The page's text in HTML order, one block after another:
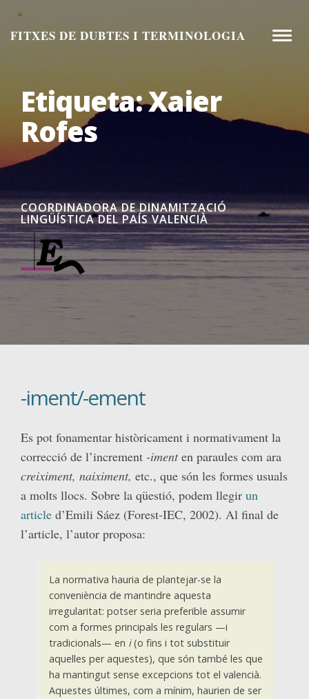
Aneu
Toggle
FITXES DE DUBTES I TERMINOLOGIA
Etiqueta:Xaier
Rofes
COORDINADORA DE DINAMITZACIÓ
LINGÜÍSTICA DEL PAÍS VALENCIÀ
-iment/-ement
Es pot fonamentar històricament i normativament la
correcció de l’increment -imenten paraules com ara
creiximent, naiximent, etc., que són les formes usuals
a molts llocs. Sobre la qüestió, podem llegir un
article d’Emili Sáez (Forest-IEC, 2002). Al final de
l’article, l’autor proposa:
La normativa hauria de plantejar-se la
conveniència de mantindre aquesta
irregularitat: potser seria preferible assumir
com a formes principals les regulars —i
tradicionals— en i(o fins i tot substituir
aquelles per aquestes), que són també les que
ha mantingut sense excepcions tot el valencià.
Aquestes últimes, com a mínim, haurien de ser